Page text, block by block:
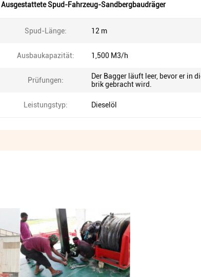
Ausgestattete Spud-Fahrzeug-Sandbergbaudräger
Spud-Länge: 12 m
Ausbaukapazität: 1,500 M3/h
Prüfungen:
Der Bagger läuft leer, bevor er in
brik gebracht wird.
Leistungstyp: Dieselöl